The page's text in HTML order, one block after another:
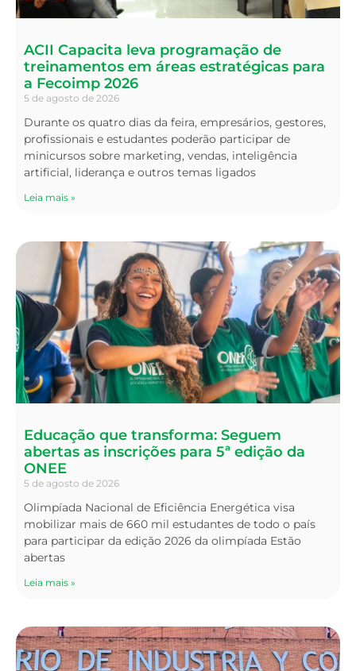
ACII Capacita leva programação de
treinamentos em áreas estratégicas para
a Fecoimp 2026
5 de agosto de 2026
Durante os quatro dias da feira, empresários, gestores,
profissionais e estudantes poderão participar de
minicursos sobre marketing, vendas, inteligência
artificial, liderança e outros temas ligados
Leia mais »
Educação que transforma: Seguem
abertas as inscrições para 5ª edição da
ONEE
5 de agosto de 2026
Olimpíada Nacional de Eficiência Energética visa
mobilizar mais de 660 mil estudantes de todo o país
para participar da edição 2026 da olimpíada Estão
abertas
Leia mais »